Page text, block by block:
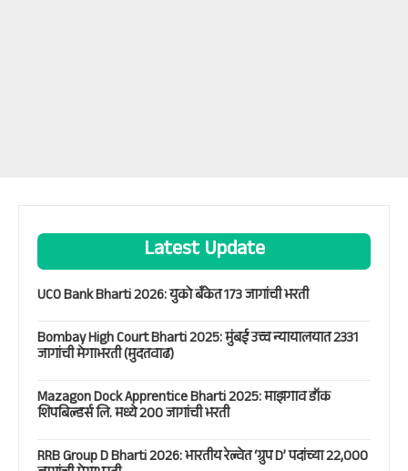
Latest Update
UCO Bank Bharti 2026: युको बँकेत 173 जागांची भरती
Bombay High Court Bharti 2025: मुंबई उच्च न्यायालयात 2331
जागांची मेगाभरती (मुदतवाढ)
Mazagon Dock Apprentice Bharti 2025: माझगाव डॉक
शिपबिल्डर्स लि. मध्ये 200 जागांची भरती
RRB Group D Bharti 2026: भारतीय रेल्वेत ‘ग्रुप D’ पदांच्या 22,000